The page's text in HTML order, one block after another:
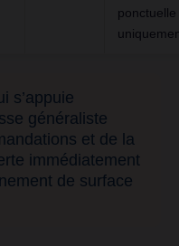
ponctuelle
s’appuie
généraliste
et de la
immédiatement
de surface